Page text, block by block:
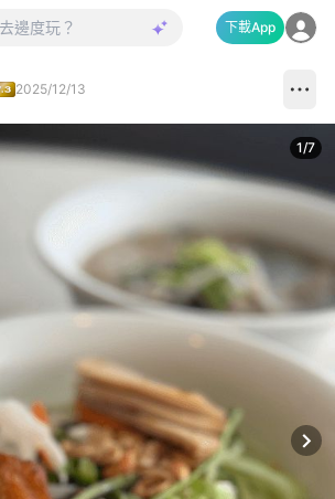
下載App
2025/12/13
1/7